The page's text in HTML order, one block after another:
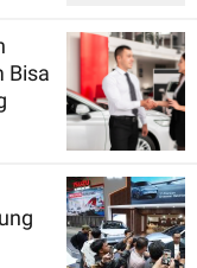
Bisa